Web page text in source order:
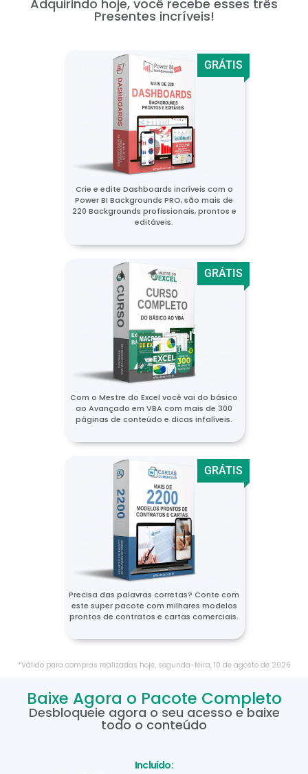
Adquirindo hoje, você recebe esses três
Presentes incríveis!
GRÁTIS
Crie e edite Dashboards incríveis com o
Power BI Backgrounds PRO, são mais de
220 Backgrounds profissionais, prontos e
editáveis.
GRÁTIS
Com o Mestre do Excel você vai do básico
ao Avançado em VBA com mais de 300
páginas de conteúdo e dicas infalíveis.
GRÁTIS
Precisa das palavras corretas? Conte com
este super pacote com milhares modelos
prontos de contratos e cartas comerciais.
*Válido para compras realizadas hoje, segunda-feira, 10 de agostode 2026
Baixe Agora o Pacote Completo
Desbloqueie agora o seu acesso e baixe
todo o conteúdo
Incluído: